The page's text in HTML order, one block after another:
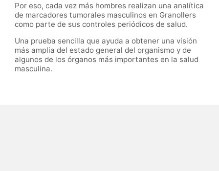
Por eso, cada vez más hombres realizan una analítica
de marcadores tumorales masculinos en Granollers
como parte de sus controles periódicos de salud.
Una prueba sencilla que ayuda a obtener una visión
más amplia del estado general del organismo y de
algunos de los órganos más importantes en la salud
masculina.